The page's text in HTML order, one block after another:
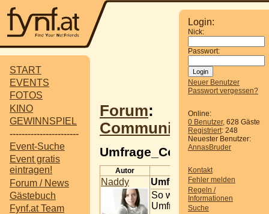
START
EVENTS
FOTOS
KINO
GEWINNSPIEL
-----------------------
Event-Suche
Event gratis
eintragen!
Forum / News
Gästebuch
Fynf.at Team
Login:
Nick:
Passwort:
Neuer Benutzer
Passwort vergessen?
Online:
0 Benutzer, 628 Gäste
Registriert: 248
Neuester Benutzer:
AnnasBruder
Kontakt
Fehler melden
Regeln /
Informationen
Suche
Forum:
Communitytreffen
Autor Beitrag
Naddy
So wieder mal eine kleine
Umfrage starte...